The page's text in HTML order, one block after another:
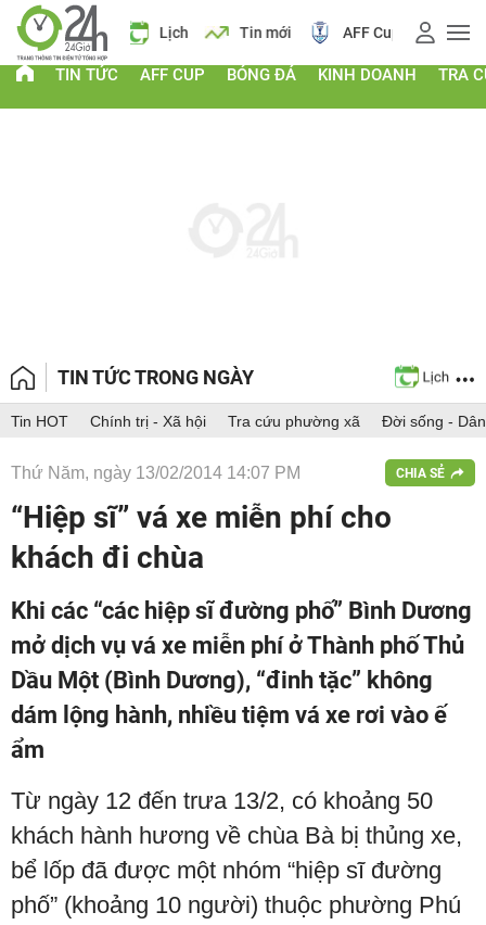
Lịch Tin mới AFF Cup Giá vàng
TIN TỨC AFF CUP BÓNG ĐÁ KINH DOANH TRA
TIN TỨC TRONG NGÀY
Tin HOT Chính trị - Xã hội Tra cứu phường xã Đời sống -
Thứ Năm, ngày 13/02/2014 14:07 PM CHIA SẺ
“Hiệp sĩ” vá xe miễn phí cho
khách đi chùa
Khi các “các hiệp sĩ đường phố” Bình Dương
mở dịch vụ vá xe miễn phí ở Thành phố Thủ
Dầu Một (Bình Dương), “đinh tặc” không
dám lộng hành, nhiều tiệm vá xe rơi vào ế
ẩm
Từ ngày 12 đến trưa 13/2, có khoảng 50
khách hành hương về chùa Bà bị thủng xe,
bể lốp đã được một nhóm “hiệp sĩ đường
phố” (khoảng 10 người) thuộc phường Phú